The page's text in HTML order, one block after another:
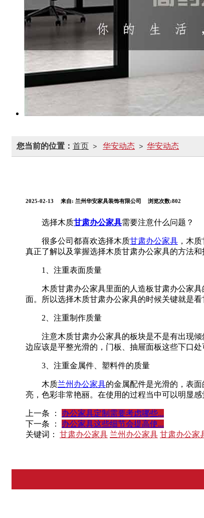
您当前的位置： 首页 > 华安动态 > 华安动态
2025-02-13 来自: 兰州华安家具装饰有限公司 浏览次数:802
选择木质甘肃办公家具需要注意什么问题？
很多公司都喜欢选择木质甘肃办公家具 ，木
真正了解以及掌握选择木质甘肃办公家具的方法和
1、注重表面质量
木质甘肃办公家具里面的人造板甘肃办公家
面。所以选择木质甘肃办公家具的时候关键就是
2、注重制作质量
注意木质甘肃办公家具的板块是不是有出现
边应该是平整光滑的，门板、抽屉面板这些下口
3、注重金属件、塑料件的质量
木质兰州办公家具的金属配件是光滑的，表
亮，色彩非常艳丽。在使用的过程当中可以明显
上一条 ：
办公家具定制需要考虑哪些...
下一条 ：
办公家具这些细节会提高使...
关键词： 甘肃办公家具 兰州办公家具 甘肃办公家